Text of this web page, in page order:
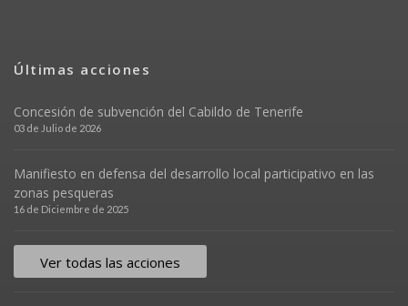
Últimas acciones
Concesión de subvención del Cabildo de Tenerife
03 de Julio de 2026
Manifiesto en defensa del desarrollo local participativo en las
zonas pesqueras
16 de Diciembre de 2025
Ver todas las acciones